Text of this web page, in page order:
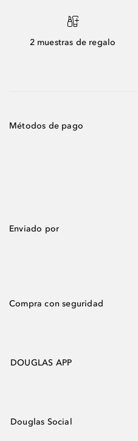
2 muestras de regalo
Métodos de pago
Enviado por
Compra con seguridad
DOUGLAS APP
Douglas Social